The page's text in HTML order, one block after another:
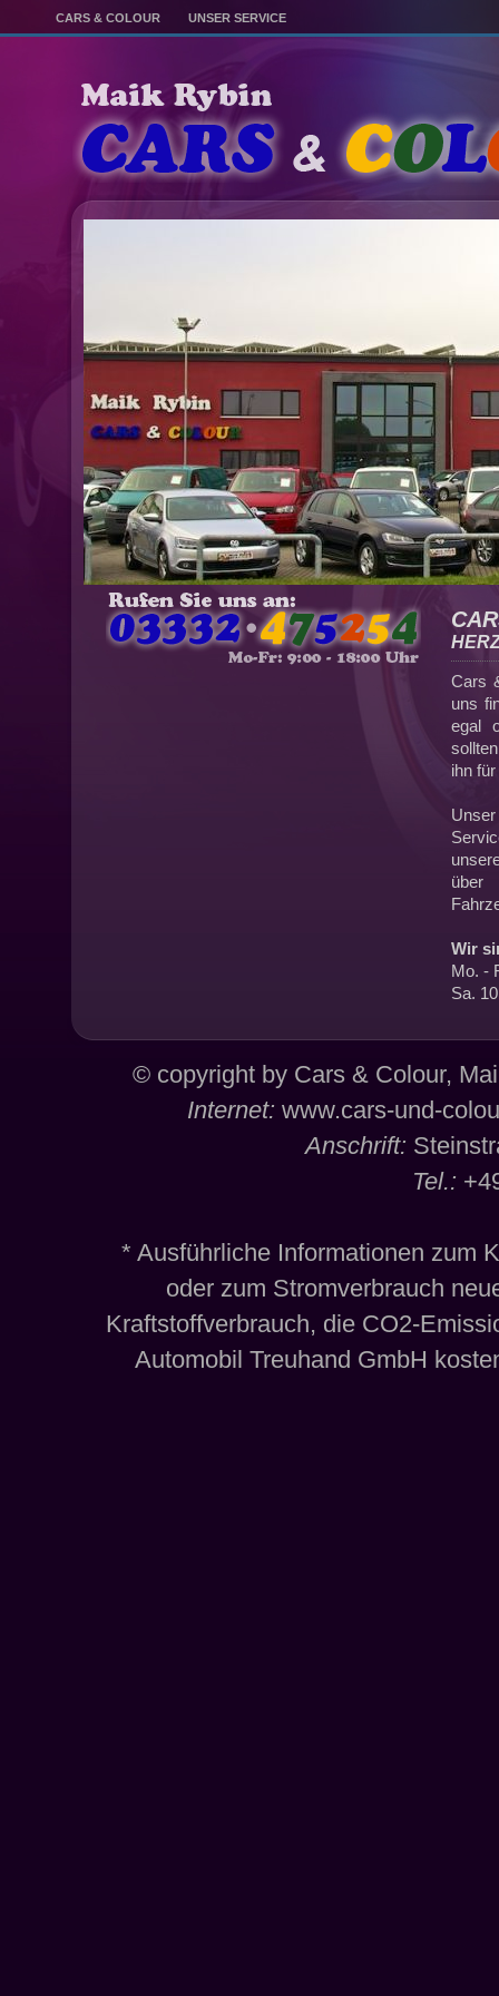
CARS & COLOUR UNSER SERVICE
Cars
uns
egal
ihn
über
Wir
Mo. -
Sa.
© copyright by Cars & Colour,
Internet: www.cars-und-
Anschrift:
Tel.:
* Ausführliche Informationen zum
oder zum Stromverbrauch
Kraftstoffverbrauch, die CO2-
Automobil Treuhand GmbH